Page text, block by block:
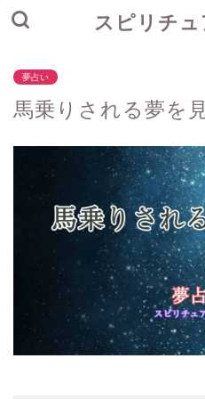
スピリチ
夢占い
馬乗りされる夢を